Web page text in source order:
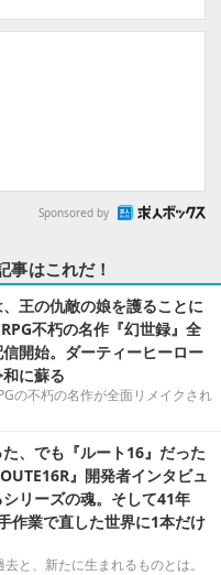
Sponsored by
事はこれだ！
王の仇敵の娘を護ることに
不朽の名作『幻世録』全
開始。ダーティーヒーロー
に蘇る
の不朽の名作が全面リメイクされ
、でも『ルート16』だった
』開発者インタビュ
リーズの魂。そして41年
作業で直した世界に1本だけ
と、新たに生まれるものとは。